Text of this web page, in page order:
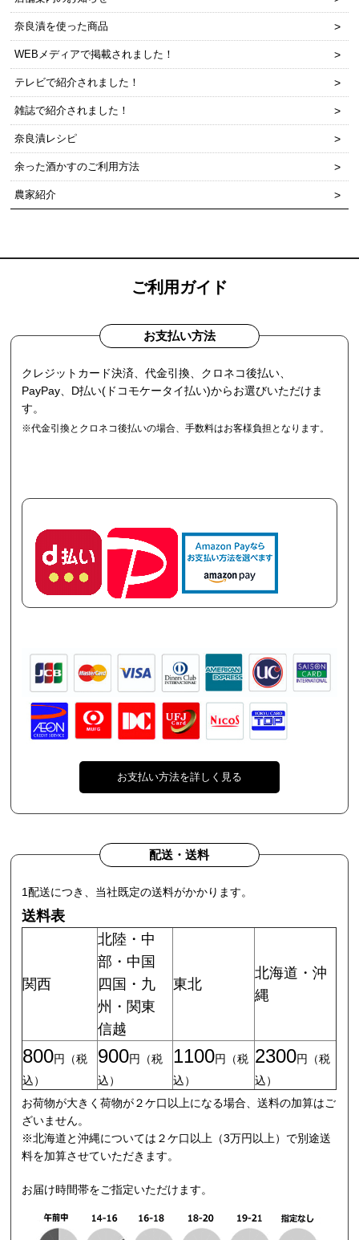
奈良漬を使った商品
WEBメディアで掲載されました！
テレビで紹介されました！
雑誌で紹介されました！
奈良漬レシピ
余った酒かすのご利用方法
農家紹介
ご利用ガイド
お支払い方法
クレジットカード決済、代金引換、クロネコ後払い、
PayPay、D払い(ドコモケータイ払い)からお選びいただけま
す。
※代金引換とクロネコ後払いの場合、手数料はお客様負担となります。
お支払い方法を詳しく見る
配送・送料
1配送につき、当社既定の送料がかかります。
送料表
関西
北陸・中
部・中国
四国・九
州・関東
信越
東北
北海道・沖
縄
800円（税
込）
900円（税
込）
1100円（税
込）
2300円（税
込）
お荷物が大きく荷物が２ケ口以上になる場合、送料の加算はご
ざいません。
※北海道と沖縄については２ケ口以上（3万円以上）で別途送
料を加算させていただきます。
お届け時間帯をご指定いただけます。